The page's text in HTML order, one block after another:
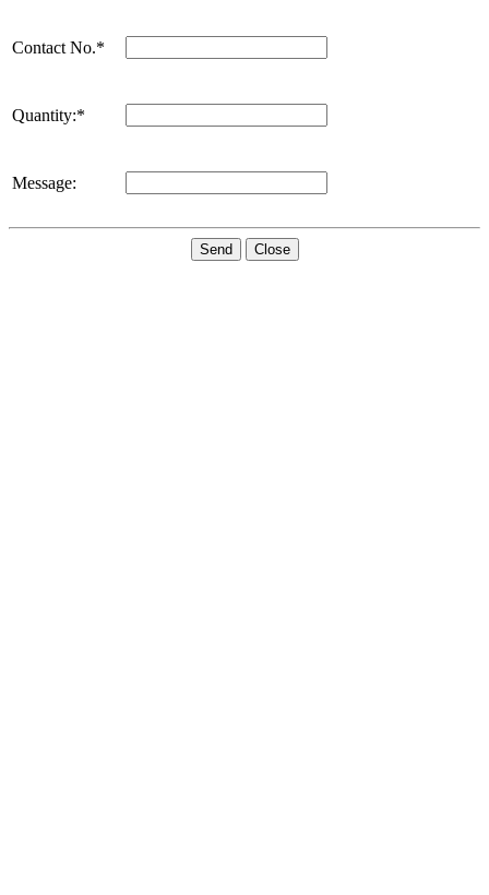
Contact No.*
Quantity:*
Message:
Send Close